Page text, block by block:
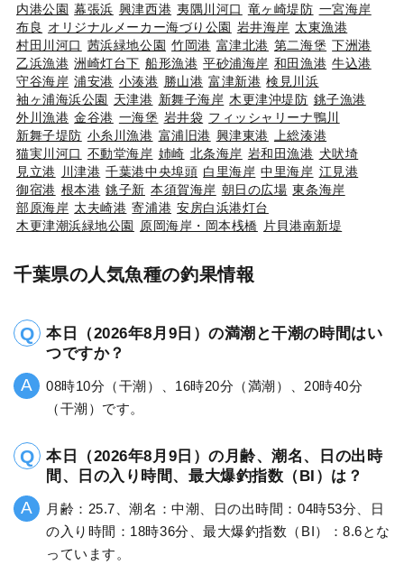
内港公園 幕張浜 興津西港 夷隅川河口 竜ヶ崎堤防 一宮海岸
布良 オリジナルメーカー海づり公園 岩井海岸 太東漁港
村田川河口 茜浜緑地公園 竹岡港 富津北港 第二海堡 下洲港
乙浜漁港 洲崎灯台下 船形漁港 平砂浦海岸 和田漁港 牛込港
守谷海岸 浦安港 小湊港 勝山港 富津新港 検見川浜
袖ヶ浦海浜公園 天津港 新舞子海岸 木更津沖堤防 銚子漁港
外川漁港 金谷港 一海堡 岩井袋 フィッシャリーナ鴨川
新舞子堤防 小糸川漁港 富浦旧港 興津東港
上総湊港
猫実川河口 不動堂海岸 姉崎 北条海岸 岩和田漁港 犬吠埼
見立港
川津港 千葉港中央埠頭 白里海岸 中里海岸 江見港
御宿港 根本港 銚子新 本須賀海岸 朝日の広場 東条海岸
部原海岸 太夫崎港 寄浦港 安房白浜港灯台
木更津潮浜緑地公園
原岡海岸・岡本桟橋 片貝港南新堤
千葉県の人気魚種の釣果情報
本日（2026年8月9日）の満潮と干潮の時間はい
つですか？
08時10分（干潮）、16時20分（満潮）、20時40分
（干潮）です。
本日（2026年8月9日）の月齢、潮名、日の出時
間、日の入り時間、最大爆釣指数（BI）は？
月齢：25.7、潮名：中潮、日の出時間：04時53分、日
の入り時間：18時36分、最大爆釣指数（BI）：8.6とな
っています。